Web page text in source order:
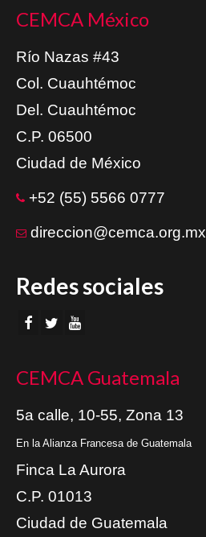
CEMCA México
Río Nazas #43
Col. Cuauhtémoc
Del. Cuauhtémoc
C.P. 06500
Ciudad de México
+52 (55) 5566 0777
direccion@cemca.org.mx
Redes sociales
CEMCA Guatemala
5a calle, 10-55, Zona 13
En la Alianza Francesa de Guatemala
Finca La Aurora
C.P. 01013
Ciudad de Guatemala